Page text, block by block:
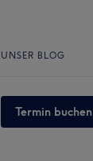
UNSER BLOG
Termin buchen